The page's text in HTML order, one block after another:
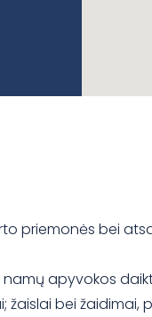
priemonės bei
apyvokos
bei